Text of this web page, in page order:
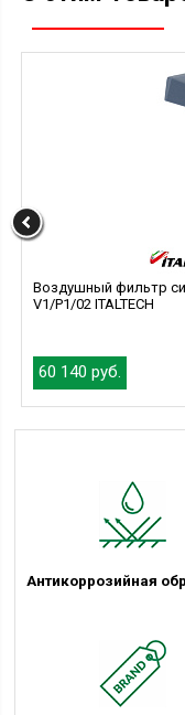
Воздушный фильтр
V1/P1/02 ITALTECH
60 140 руб.
Антикоррозийная